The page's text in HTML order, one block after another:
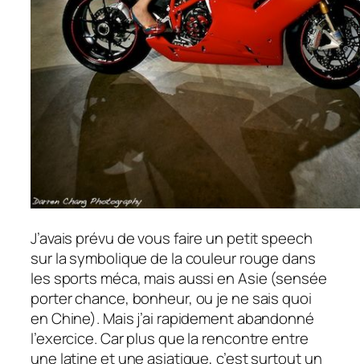
J’avais prévu de vous faire un petit speech
sur la symbolique de la couleur rouge dans
les sports méca, mais aussi en Asie (sensée
porter chance, bonheur, ou je ne sais quoi
en Chine). Mais j’ai rapidement abandonné
l’exercice. Car plus que la rencontre entre
une latine et une asiatique, c’est surtout un